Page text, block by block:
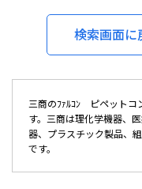
検索画面に
三商のﾌｧﾙｺﾝ ピペット
す。三商は理化学機器、
器、プラスチック製品、
です。